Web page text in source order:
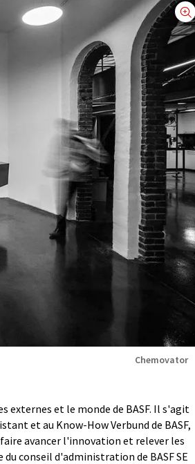
Chemovator
externes et le monde de BASF. Il s'agit
et au Know-How Verbund de BASF,
avancer l'innovation et relever les
conseil d'administration de BASF SE